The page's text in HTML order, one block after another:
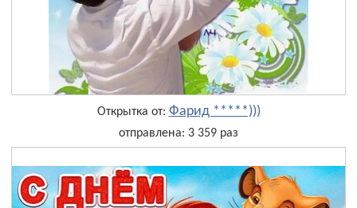
Открытка от: Фарид *****)))
отправлена: 3 359 раз